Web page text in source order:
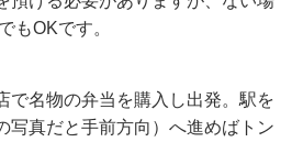
もOKです。
で名物の弁当を購入し出発。駅を
写真だと手前方向）へ進めばトン